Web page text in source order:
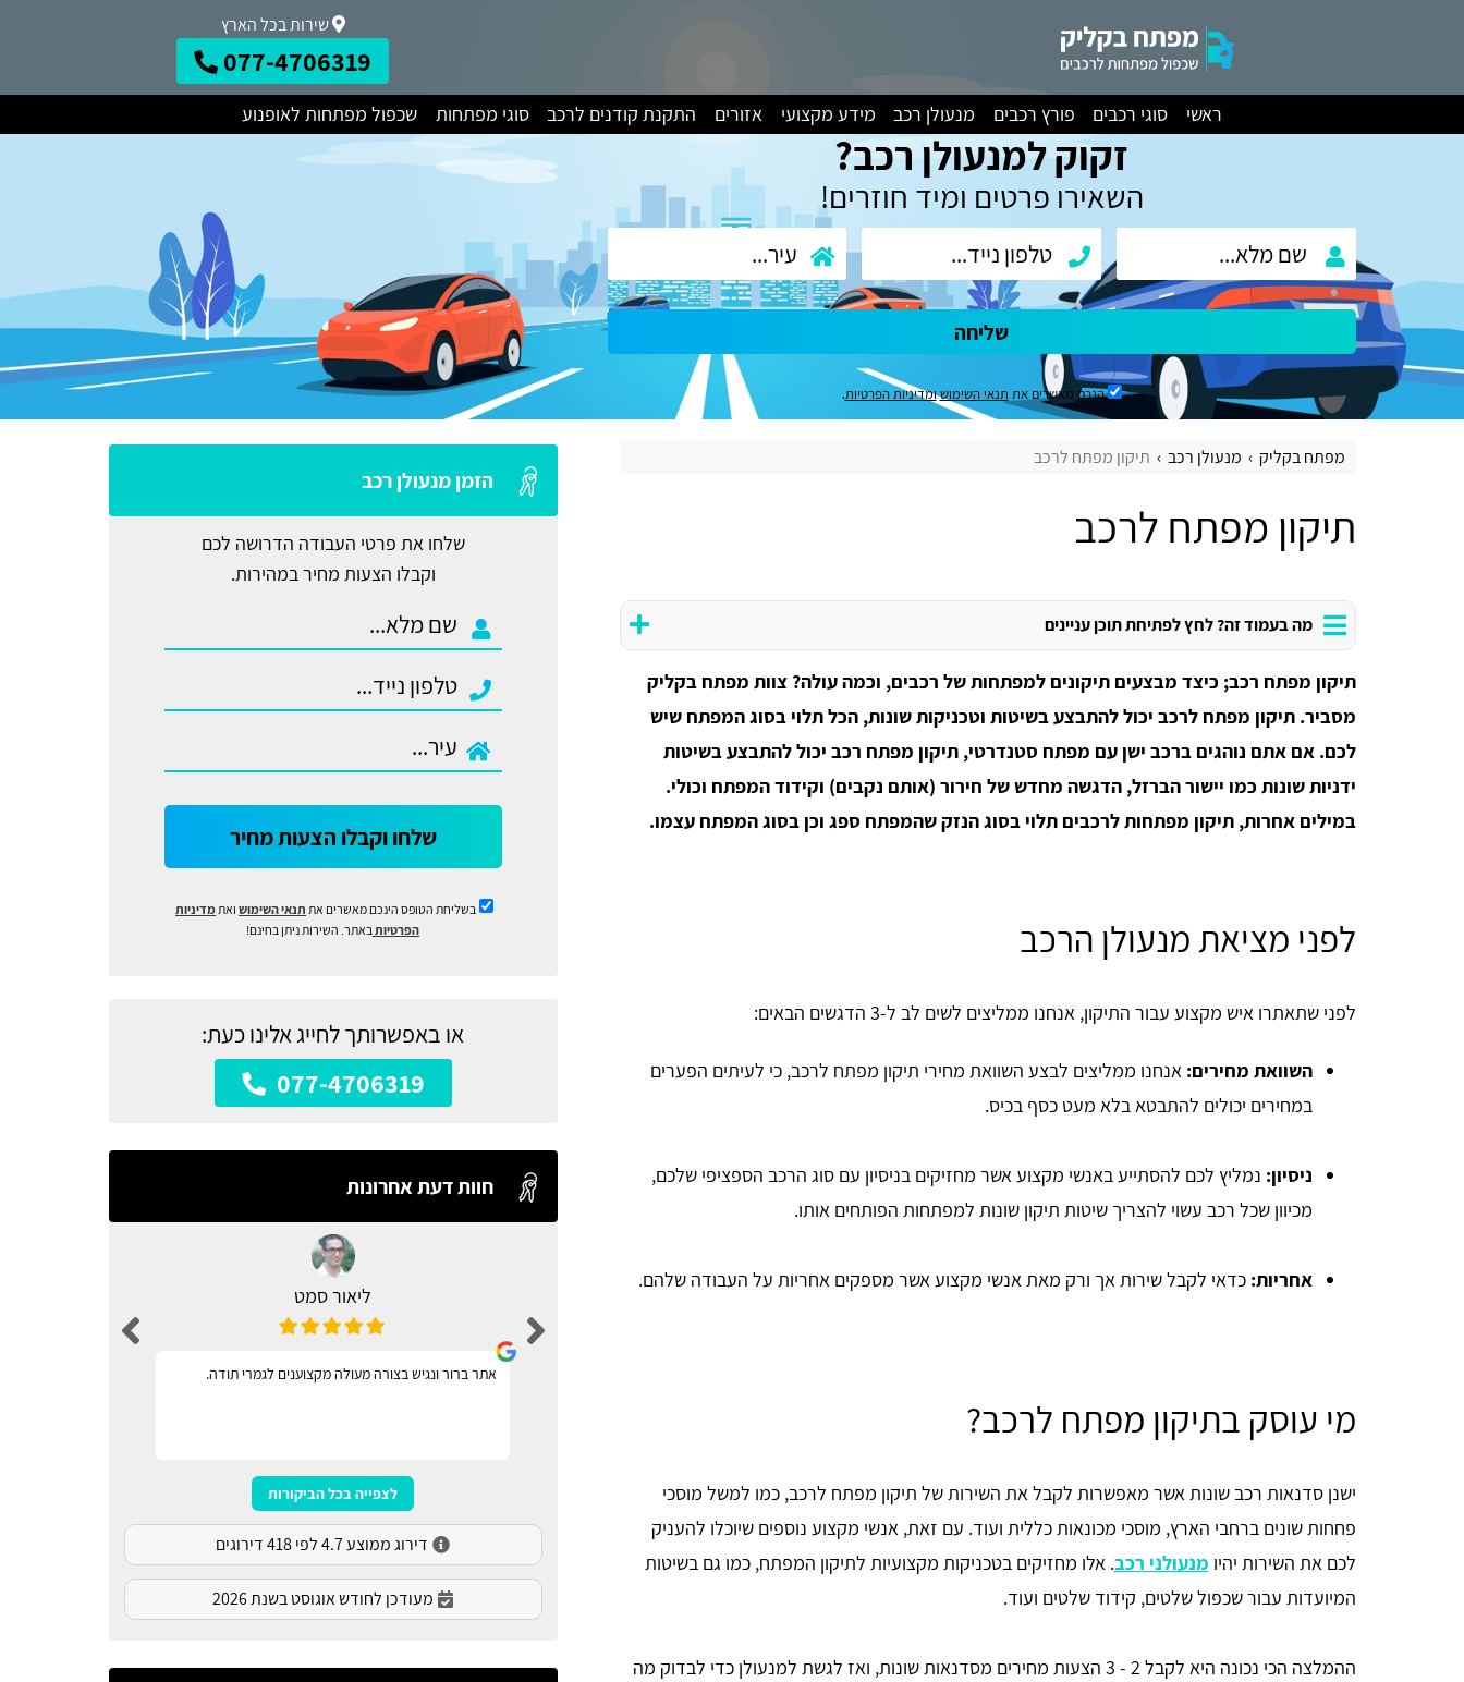
שירות בכל הארץ
077-4706319
ראשי סוגי רכבים פורץ רכבים מנעולן רכב מידע מקצועי אזורים התקנת קודנים לרכב סוגי מפתחות שכפול מפתחות לאופנוע
זקוק למנעולן רכב?
השאירו פרטים ומיד חוזרים!
שליחה
הנכם מאשרים את תנאי השימושומדיניות הפרטיות.
מפתח בקליק מנעולן רכב תיקון מפתח לרכב
תיקון מפתח לרכב
מה בעמוד זה? לחץ לפתיחת תוכן עניינים
תיקון מפתח רכב; כיצד מבצעים תיקונים למפתחות של רכבים, וכמה עולה? צוות מפתח בקליק
מסביר. תיקון מפתח לרכב יכול להתבצע בשיטות וטכניקות שונות, הכל תלוי בסוג המפתח שיש
לכם. אם אתם נוהגים ברכב ישן עם מפתח סטנדרטי, תיקון מפתח רכב יכול להתבצע בשיטות
ידניות שונות כמו יישור הברזל, הדגשה מחדש של חירור (אותם נקבים) וקידוד המפתח וכולי.
במילים אחרות, תיקון מפתחות לרכבים תלוי בסוג הנזק שהמפתח ספג וכן בסוג המפתח עצמו.
לפני מציאת מנעולן הרכב
לפני שתאתרו איש מקצוע עבור התיקון, אנחנו ממליצים לשים לב ל-3 הדגשים הבאים:
השוואת מחירים: אנחנו ממליצים לבצע השוואת מחירי תיקון מפתח לרכב, כי לעיתים הפערים
במחירים יכולים להתבטא בלא מעט כסף בכיס.
ניסיון: נמליץ לכם להסתייע באנשי מקצוע אשר מחזיקים בניסיון עם סוג הרכב הספציפי שלכם,
מכיוון שכל רכב עשוי להצריך שיטות תיקון שונות למפתחות הפותחים אותו.
אחריות: כדאי לקבל שירות אך ורק מאת אנשי מקצוע אשר מספקים אחריות על העבודה שלהם.
מי עוסק בתיקון מפתח לרכב?
ישנן סדנאות רכב שונות אשר מאפשרות לקבל את השירות של תיקון מפתח לרכב, כמו למשל מוסכי
פחחות שונים ברחבי הארץ, מוסכי מכונאות כללית ועוד. עם זאת, אנשי מקצוע נוספים שיוכלו להעניק
לכם את השירות יהיו מנעולני רכב. אלו מחזיקים בטכניקות מקצועיות לתיקון המפתח, כמו גם בשיטות
המיועדות עבור שכפול שלטים, קידוד שלטים ועוד.
ההמלצה הכי נכונה היא לקבל 2 - 3 הצעות מחירים מסדנאות שונות, ואז לגשת למנעולן כדי לבדוק מה
הזמן מנעולן רכב
שלחו את פרטי העבודה הדרושה לכם
וקבלו הצעות מחיר במהירות.
שלחו וקבלו הצעות מחיר
בשליחת הטופס הינכם מאשרים את תנאי השימושואתמדיניות
הפרטיותבאתר. השירות ניתן בחינם!
או באפשרותך לחייג אלינו כעת:
077-4706319
חוות דעת אחרונות
ליאור סמט
אתר ברור ונגיש בצורה מעולה מקצוענים לגמרי תודה.
Levi Shaul זכי ודובץ
לצפייה בכל הביקורות
דירוג ממוצע 4.7 לפי 418 דירוגים
מעודכן לחודש אוגוסט בשנת 2026